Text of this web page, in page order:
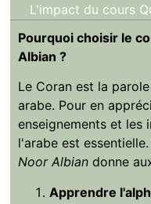
L'impact du cours
Pourquoi choisir le
Albian ?
Le Coran est la
arabe. Pour en
enseignements et les
l'arabe est
Noor Albian donne
Apprendre